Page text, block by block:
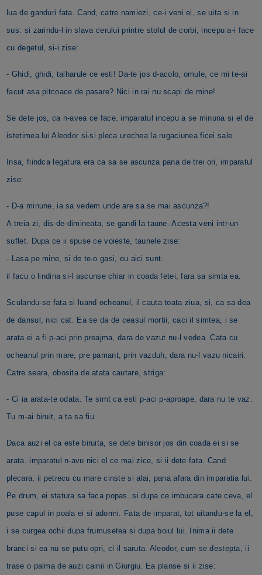
lua de ganduri fata. Cand, catre namiezi, ce-i veni ei, se uita si in
sus. si zarindu-l in slava cerului printre stolul de corbi, incepu a-i face
cu degetul, si-i zise:
- Ghidi, ghidi, talharule ce esti! Da-te jos d-acolo, omule, ce mi te-ai
facut asa pitcoace de pasare? Nici in rai nu scapi de mine!
Se dete jos, ca n-avea ce face. imparatul incepu a se minuna si el de
istetimea lui Aleodor si-si pleca urechea la rugaciunea ficei sale.
Insa, fiindca legatura era ca sa se ascunza pana de trei ori, imparatul
zise:
- D-a minune, ia sa vedem unde are sa se mai ascunza?!
A treia zi, dis-de-dimineata, se gandi la taune. Acesta veni intr-un
suflet. Dupa ce ii spuse ce voieste, taunele zise:
- Lasa pe mine, si de te-o gasi, eu aici sunt.
il facu o lindina si-l ascunse chiar in coada fetei, fara sa simta ea.
Sculandu-se fata si luand ocheanul, il cauta toata ziua, si, ca sa dea
de dansul, nici cat. Ea se da de ceasul mortii, caci il simtea, i se
arata ei a fi p-aci prin preajma, dara de vazut nu-l vedea. Cata cu
ocheanul prin mare, pre pamant, prin vazduh, dara nu-l vazu nicairi.
Catre seara, obosita de atata cautare, striga:
- Ci ia arata-te odata. Te simt ca esti p-aci p-aproape, dara nu te vaz.
Tu m-ai biruit, a ta sa fiu.
Daca auzi el ca este biruita, se dete binisor jos din coada ei si se
arata. imparatul n-avu nici el ce mai zice, si ii dete fata. Cand
plecara, ii petrecu cu mare cinste si alai, pana afara din imparatia lui.
Pe drum, ei statura sa faca popas. si dupa ce imbucara cate ceva, el
puse capul in poala ei si adormi. Fata de imparat, tot uitandu-se la el,
i se curgea ochii dupa frumusetea si dupa boiul lui. Inima ii dete
branci si ea nu se putu opri, ci il saruta. Aleodor, cum se destepta, ii
trase o palma de auzi cainii in Giurgiu. Ea planse si ii zise: